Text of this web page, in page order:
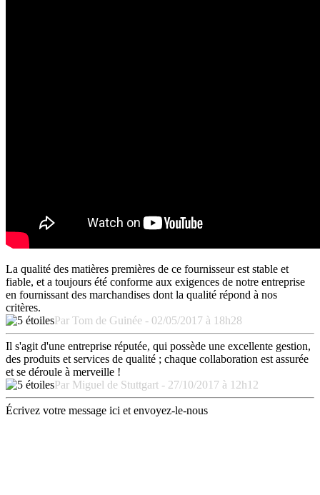
La qualité des matières premières de ce fournisseur est stable et
fiable, et a toujours été conforme aux exigences de notre entreprise
en fournissant des marchandises dont la qualité répond à nos
critères.
Par Tom de Guinée - 02/05/2017 à 18h28
Il s'agit d'une entreprise réputée, qui possède une excellente gestion,
des produits et services de qualité ; chaque collaboration est assurée
et se déroule à merveille !
Par Miguel de Stuttgart - 27/10/2017 à 12h12
Écrivez votre message ici et envoyez-le-nous